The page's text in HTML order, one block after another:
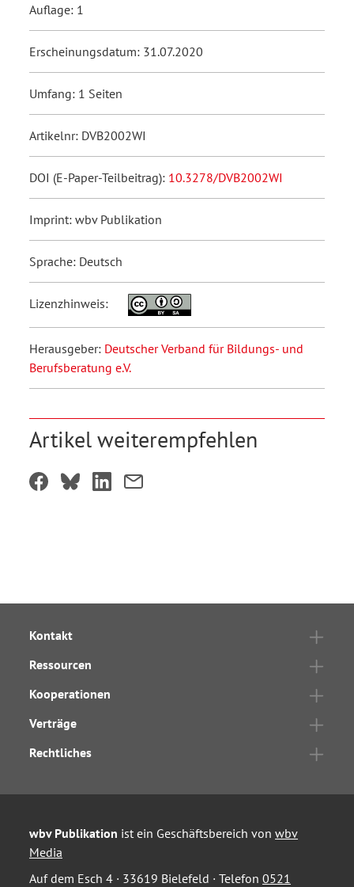
Auflage: 1
Erscheinungsdatum: 31.07.2020
Umfang: 1 Seiten
Artikelnr: DVB2002WI
DOI (E-Paper-Teilbeitrag): 10.3278/DVB2002WI
Imprint: wbv Publikation
Sprache: Deutsch
Lizenzhinweis:
Herausgeber: Deutscher Verband für Bildungs- und
Berufsberatung e.V.
Artikel weiterempfehlen
Kontakt
Ressourcen
Kooperationen
Verträge
Rechtliches
wbv Publikation ist ein Geschäftsbereich von wbv
Media
Auf dem Esch 4 · 33619 Bielefeld · Telefon 0521